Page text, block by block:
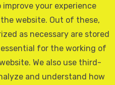
your experience
website. Out of these,
as necessary are stored
for the working of
We also use third-
and understand how